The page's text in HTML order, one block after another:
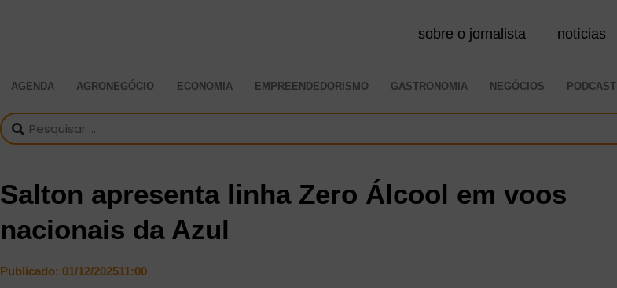
sobre o jornalista notícias
AGENDA AGRONEGÓCIO ECONOMIA EMPREENDEDORISMO GASTRONOMIA NEGÓCIOS PODCAST
Salton apresenta linha Zero Álcool em voos
nacionais da Azul
Publicado: 01/12/202511:00